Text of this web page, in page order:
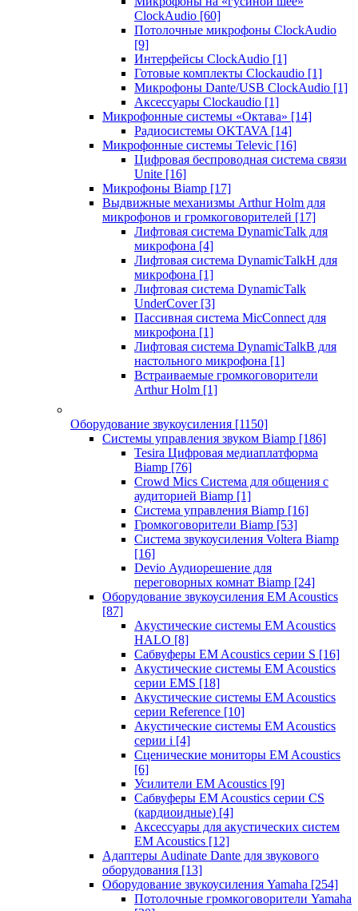
ClockAudio [60]
Потолочные микрофоны ClockAudio
[9]
Интерфейсы ClockAudio [1]
Готовые комплекты Clockaudio [1]
Микрофоны Dante/USB ClockAudio [1]
Аксессуары Clockaudio [1]
Микрофонные системы «Октава» [14]
Радиосистемы OKTAVA [14]
Микрофонные системы Televic [16]
Цифровая беспроводная система связи
Unite [16]
Микрофоны Biamp [17]
Выдвижные механизмы Arthur Holm для
микрофонов и громкоговорителей [17]
Лифтовая система DynamicTalk для
микрофона [4]
Лифтовая система DynamicTalkH для
микрофона [1]
Лифтовая система DynamicTalk
UnderCover [3]
Пассивная система MicConnect для
микрофона [1]
Лифтовая система DynamicTalkB для
настольного микрофона [1]
Встраиваемые громкоговорители
Arthur Holm [1]
Оборудование звукоусиления [1150]
Системы управления звуком Biamp [186]
Tesira Цифровая медиаплатформа
Biamp [76]
Crowd Mics Система для общения с
аудиторией Biamp [1]
Система управления Biamp [16]
Громкоговорители Biamp [53]
Система звукоусиления Voltera Biamp
[16]
Devio Аудиорешение для
переговорных комнат Biamp [24]
Оборудование звукоусиления EM Acoustics
[87]
Акустические системы EM Acoustics
HALO [8]
Сабвуферы EM Acoustics серии S [16]
Акустические системы EM Acoustics
серии EMS [18]
Акустические системы EM Acoustics
серии Reference [10]
Акустические системы EM Acoustics
серии i [4]
Сценические мониторы EM Acoustics
[6]
Усилители EM Acoustics [9]
Сабвуферы EM Acoustics серии CS
(кардиоидные) [4]
Аксессуары для акустических систем
EM Acoustics [12]
Адаптеры Audinate Dante для звукового
оборудования [13]
Оборудование звукоусиления Yamaha [254]
Потолочные громкоговорители Yamaha